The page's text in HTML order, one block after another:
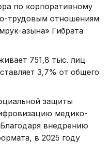
по корпоративному
трудовым отношениям
Қазына» Гибрата
751,8 тыс. лиц
3,7% от общего
защиты
медико-
внедрению
в 2025 году